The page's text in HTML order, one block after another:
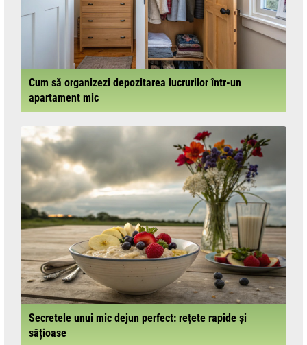
Cum să organizezi depozitarea lucrurilor într-un
apartament mic
Secretele unui mic dejun perfect: rețete rapide și
sățioase